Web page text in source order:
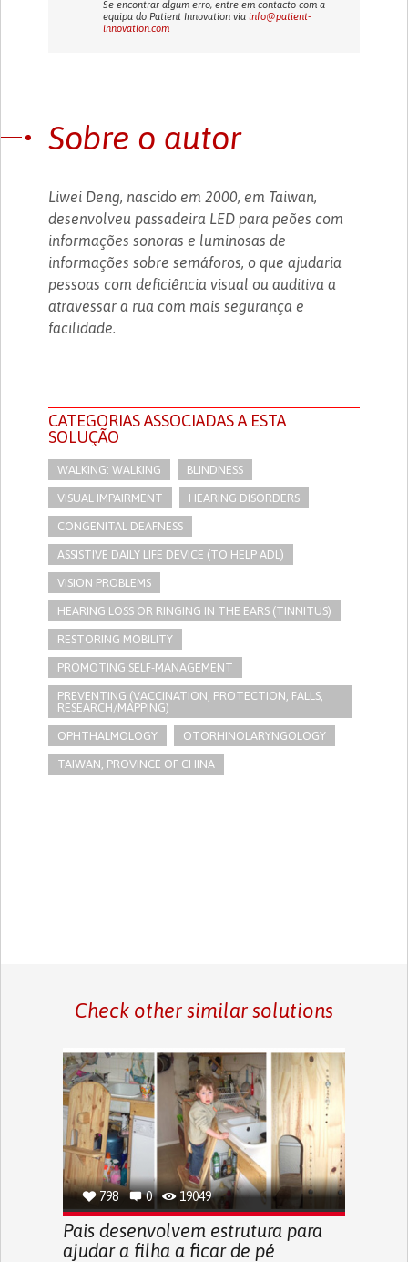
Se encontrar algum erro, entre em contacto com a
equipa do Patient Innovation viainfo@patient-
innovation.com
Sobre o autor
Liwei Deng, nascido em 2000, em Taiwan,
desenvolveu passadeira LED para peões com
informações sonoras e luminosas de
informações sobre semáforos, o que ajudaria
pessoas com deficiência visual ou auditiva a
atravessar a rua com mais segurança e
facilidade.
CATEGORIAS ASSOCIADAS A ESTA
SOLUÇÃO
WALKING: WALKING BLINDNESS
VISUAL IMPAIRMENT HEARING DISORDERS
CONGENITAL DEAFNESS
ASSISTIVE DAILY LIFE DEVICE (TO HELP ADL)
VISION PROBLEMS
HEARING LOSS OR RINGING IN THE EARS (TINNITUS)
RESTORING MOBILITY
PROMOTING SELF-MANAGEMENT
PREVENTING (VACCINATION, PROTECTION, FALLS,
RESEARCH/MAPPING)
OPHTHALMOLOGY OTORHINOLARYNGOLOGY
TAIWAN, PROVINCE OF CHINA
Check other similar solutions
798 0 19049
Pais desenvolvem estrutura para
ajudar a filha a ficar de pé